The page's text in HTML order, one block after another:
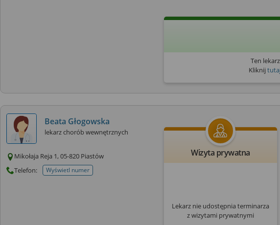
Ten
Kliknij tutaj
Beata Głogowska
lekarz chorób wewnętrznych
Mikołaja Reja 1, 05-820 Piastów
Telefon:
Wyświetl numertelefonu do placowki
Wizyta prywatna
Lekarz nie udostępnia terminarza
z wizytami prywatnymi